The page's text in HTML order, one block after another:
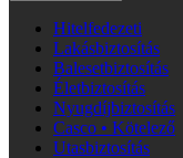
Hitelfedezeti
Lakásbiztosítás
Balesetbiztosítás
Életbiztosítás
Nyugdíjbiztosítás
Casco • Kötelező
Utasbiztosítás